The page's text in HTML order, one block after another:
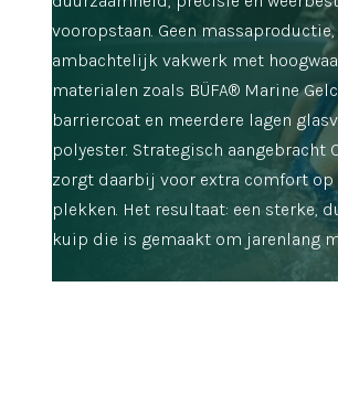
vooropstaan. Geen
ambachtelijk vakwerk met
materialen zoals BÜFA® Marine
barriercoat en meerdere lagen
polyester. Strategisch aangebracht
zorgt daarbij voor extra comfort op
plekken. Het resultaat: een sterke,
kuip die is gemaakt om jarenlang